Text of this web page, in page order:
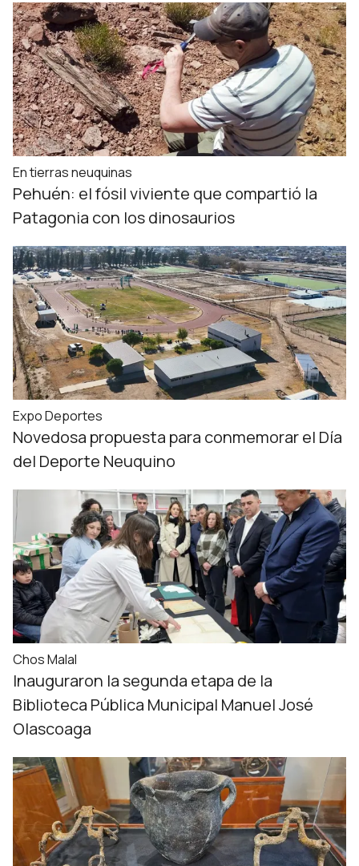
En tierras neuquinas
Pehuén: el fósil viviente que compartió la
Patagonia con los dinosaurios
Expo Deportes
Novedosa propuesta para conmemorar el Día
del Deporte Neuquino
Chos Malal
Inauguraron la segunda etapa de la
Biblioteca Pública Municipal Manuel José
Olascoaga